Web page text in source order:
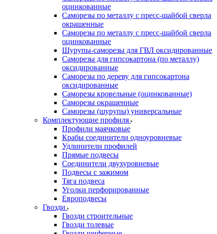
оцинкованные
Саморезы по металлу с пресс-шайбой сверла
окрашенные
Саморезы по металлу с пресс-шайбой сверла
оцинкованные
Шурупы-саморезы для ГВЛ оксидированные
Саморезы для гипсокартона (по металлу)
оксидированные
Саморезы по дереву для гипсокартона
оксидированные
Саморезы кровельные (оцинкованные)
Саморезы окрашенные
Саморезы (шурупы) универсальные
Комплектующие профиля
Профили маячковые
Крабы соединители одноуровневые
Удлинители профилей
Прямые подвесы
Соединители двухуровневые
Подвесы с зажимом
Тяга подвеса
Уголки перфорированные
Европодвесы
Гвозди
Гвозди строительные
Гвозди толевые